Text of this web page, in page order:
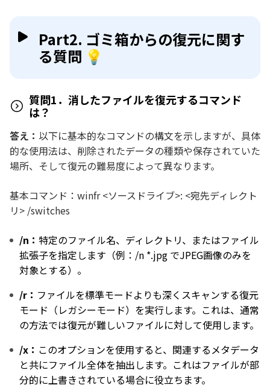
Part2. ゴミ箱からの復元に関す
る質問 💡
質問1．消したファイルを復元するコマンド
は？
答え： 以下に基本的なコマンドの構文を示しますが、具体
的な使用法は、削除されたデータの種類や保存されていた
場所、そして復元の難易度によって異なります。
基本コマンド：winfr <ソースドライブ>: <宛先ディレクト
リ> /switches
/n： 特定のファイル名、ディレクトリ、またはファイル
拡張子を指定します（例：/n *.jpg でJPEG画像のみを
対象とする）。
/r： ファイルを標準モードよりも深くスキャンする復元
モード（レガシーモード）を実行します。これは、通常
の方法では復元が難しいファイルに対して使用します。
/x： このオプションを使用すると、関連するメタデータ
と共にファイル全体を抽出します。これはファイルが部
分的に上書きされている場合に役立ちます。